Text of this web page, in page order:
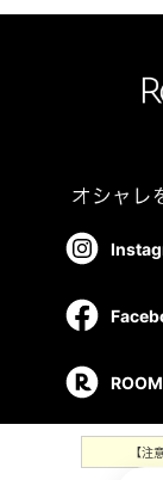
ROOM
【注